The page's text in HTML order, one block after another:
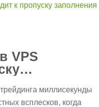
VPS
миллисекунды
всплесков, когда